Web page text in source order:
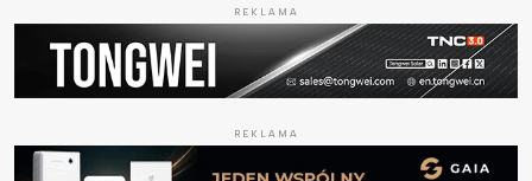
REKLAMA
REKLAMA